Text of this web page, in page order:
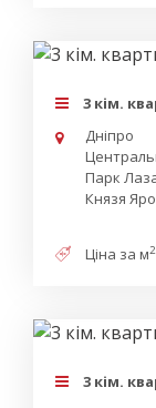
3 кім.
Дніпро
Парк
Князя
Ціна за м2
3 кім.